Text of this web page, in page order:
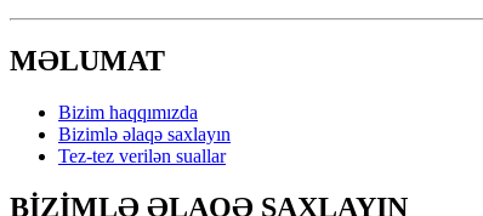
MƏLUMAT
Bizim haqqımızda
Bizimlə əlaqə saxlayın
Tez-tez verilən suallar
BİZİMLƏ ƏLAQƏ SAXLAYIN